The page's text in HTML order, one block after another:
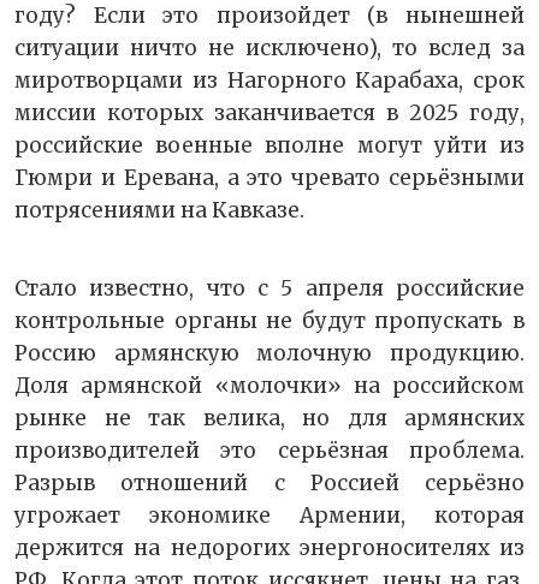
году? Если это произойдет (в нынешней
ситуации ничто не исключено), то вслед за
миротворцами из Нагорного Карабаха, срок
миссии которых заканчивается в 2025 году,
российские военные вполне могут уйти из
Гюмри и Еревана, а это чревато серьёзными
потрясениями на Кавказе.
Стало известно, что с 5 апреля российские
контрольные органы не будут пропускать в
Россию армянскую молочную продукцию.
Доля армянской «молочки» на российском
рынке не так велика, но для армянских
производителей это серьёзная проблема.
Разрыв отношений с Россией серьёзно
угрожает экономике Армении, которая
держится на недорогих энергоносителях из